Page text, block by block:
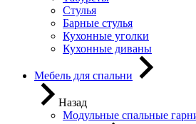
Стулья
Барные стулья
Кухонные уголки
Кухонные диваны
Мебель для спальни
Назад
Модульные спальные